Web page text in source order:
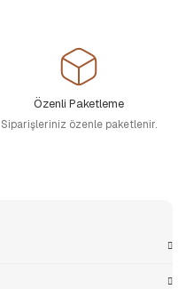
Özenli Paketleme
Siparişleriniz özenle paketlenir.